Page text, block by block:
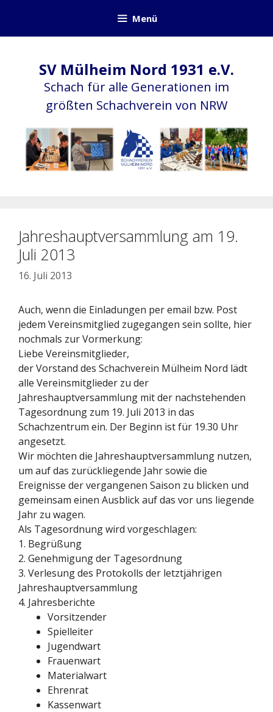
springen
Menü
SV Mülheim Nord 1931 e.V.
Schach für alle Generationen im
größten Schachverein von NRW
Jahreshauptversammlung am 19.
Juli 2013
16. Juli 2013
Auch, wenn die Einladungen per email bzw. Post
jedem Vereinsmitglied zugegangen sein sollte, hier
nochmals zur Vormerkung:
Liebe Vereinsmitglieder,
der Vorstand des Schachverein Mülheim Nord lädt
alle Vereinsmitglieder zu der
Jahreshauptversammlung mit der nachstehenden
Tagesordnung zum 19. Juli 2013 in das
Schachzentrum ein. Der Beginn ist für 19.30 Uhr
angesetzt.
Wir möchten die Jahreshauptversammlung nutzen,
um auf das zurückliegende Jahr sowie die
Ereignisse der vergangenen Saison zu blicken und
gemeinsam einen Ausblick auf das vor uns liegende
Jahr zu wagen.
Als Tagesordnung wird vorgeschlagen:
1. Begrüßung
2. Genehmigung der Tagesordnung
3. Verlesung des Protokolls der letztjährigen
Jahreshauptversammlung
4. Jahresberichte
Vorsitzender
Spielleiter
Jugendwart
Frauenwart
Materialwart
Ehrenrat
Kassenwart